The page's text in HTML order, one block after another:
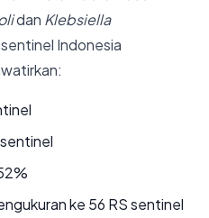
dan Klebsiella
Indonesia
ke 56 RS sentinel